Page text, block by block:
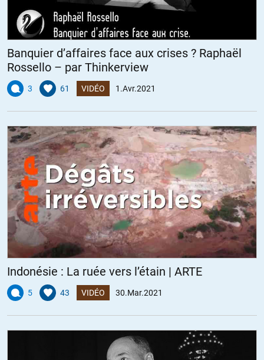
Banquier d’affaires face aux crises ? Raphaël
Rossello – par Thinkerview
3 61 VIDÉO 1.Avr.2021
Indonésie : La ruée vers l’étain | ARTE
5 43 VIDÉO 30.Mar.2021